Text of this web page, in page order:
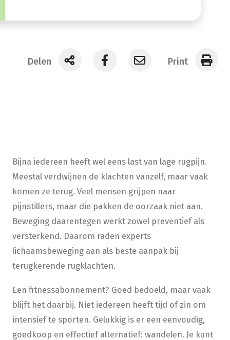
Delen Print
Bijna iedereen heeft wel eens last van lage rugpijn.
Meestal verdwijnen de klachten vanzelf, maar vaak
komen ze terug. Veel mensen grijpen naar
pijnstillers, maar die pakken de oorzaak niet aan.
Beweging daarentegen werkt zowel preventief als
versterkend. Daarom raden experts
lichaamsbeweging aan als beste aanpak bij
terugkerende rugklachten.
Een fitnessabonnement? Goed bedoeld, maar vaak
blijft het daarbij. Niet iedereen heeft tijd of zin om
intensief te sporten. Gelukkig is er een eenvoudig,
goedkoop en effectief alternatief: wandelen. Je kunt